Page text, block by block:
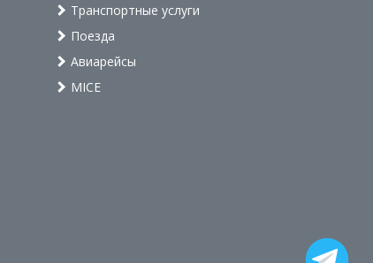
Транспортные услуги
Поезда
Авиарейсы
MICE